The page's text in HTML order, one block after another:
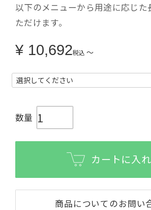
以下のメニューから用途に応じた
ただけます。
¥ 10,692税込 〜
カートに入
商品についてのお問い